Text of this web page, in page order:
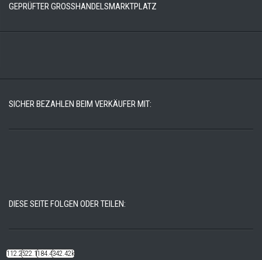
GEPRÜFTER GROSSHANDELSMARKTPLATZ
SICHER BEZAHLEN BEIM VERKÄUFER MIT:
DIESE SEITE FOLGEN ODER TEILEN:
112.22k522.14k184.48k342.42k